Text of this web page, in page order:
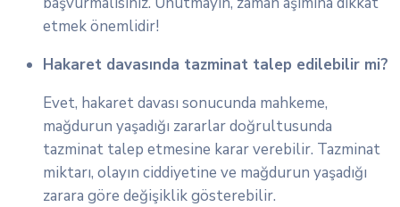
etmek önemlidir!
Hakaret davasında tazminat talep edilebilir mi?
Evet, hakaret davası sonucunda mahkeme,
mağdurun yaşadığı zararlar doğrultusunda
tazminat talep etmesine karar verebilir. Tazminat
miktarı, olayın ciddiyetine ve mağdurun yaşadığı
zarara göre değişiklik gösterebilir.